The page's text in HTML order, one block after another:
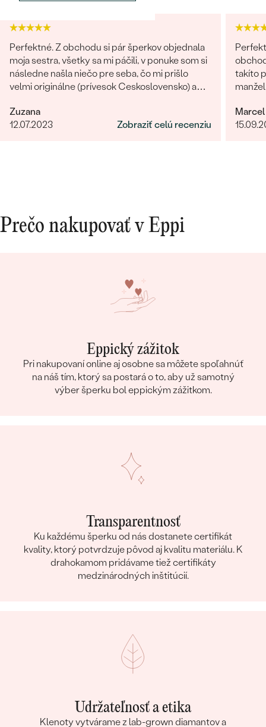
Perfektné. Z obchodu si pár šperkov objednala
moja sestra, všetky sa mi páčili, v ponuke som si
následne našla niečo pre seba, čo mi prišlo
velmi originálne (prívesok Ceskoslovensko) a
komunikácia a doručenie tovaru na 1 s ⭐️.
Obchod a tovar odporúčam, kto hladá šperk,
Zuzana
12.07.2023
Zobraziť celú recenziu
takíto
Marcel
Prečo nakupovať v Eppi
Eppický zážitok
Pri nakupovaní online aj osobne sa môžete spoľahnúť
na náš tím, ktorý sa postará o to, aby už samotný
výber šperku bol eppickým zážitkom.
Transparentnosť
Ku každému šperku od nás dostanete certifikát
kvality, ktorý potvrdzuje pôvod aj kvalitu materiálu. K
drahokamom pridávame tiež certifikáty
medzinárodných inštitúcií.
Udržateľnosť a etika
Klenoty vytvárame z lab-grown diamantov a